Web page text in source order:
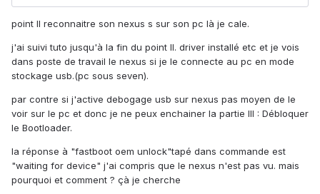
point II reconnaitre son nexus s sur son pc là je cale.
j'ai suivi tuto jusqu'à la fin du point II. driver installé etc et je vois
dans poste de travail le nexus si je le connecte au pc en mode
stockage usb.(pc sous seven).
par contre si j'active debogage usb sur nexus pas moyen de le
voir sur le pc et donc je ne peux enchainer la partie III : Débloquer
le Bootloader.
la réponse à "fastboot oem unlock"tapé dans commande est
"waiting for device" j'ai compris que le nexus n'est pas vu. mais
pourquoi et comment ? çà je cherche